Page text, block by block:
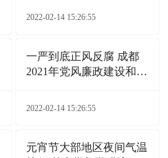
2022-02-14 15:26:55
一严到底正风反腐 成都
2021年党风廉政建设和反
2022-02-14 15:26:55
元宵节大部地区夜间气温